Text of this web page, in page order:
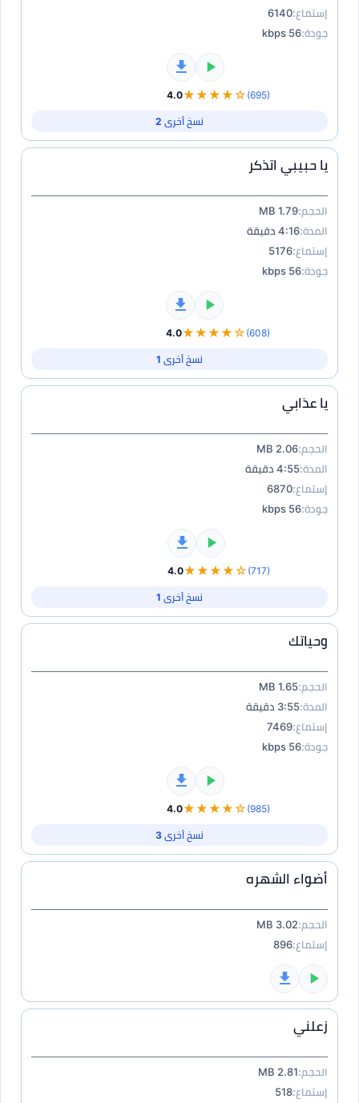
إستماع:6140
جودة:56 kbps
4.0★★★★☆ (695)
نسخ أخرى 2
يا حبيبي اتذكر
الحجم:1.79 MB
المدة:4:16 دقيقة
إستماع:5176
جودة:56 kbps
4.0★★★★☆ (608)
نسخ أخرى 1
يا عذابي
الحجم:2.06 MB
المدة:4:55 دقيقة
إستماع:6870
جودة:56 kbps
4.0★★★★☆ (717)
نسخ أخرى 1
وحياتك
الحجم:1.65 MB
المدة:3:55 دقيقة
إستماع:7469
جودة:56 kbps
4.0★★★★☆ (985)
نسخ أخرى 3
أضواء الشهره
الحجم:3.02 MB
إستماع:896
زعلني
الحجم:2.81 MB
إستماع:518